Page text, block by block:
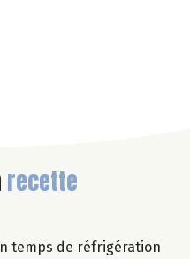
recette
temps de réfrigération